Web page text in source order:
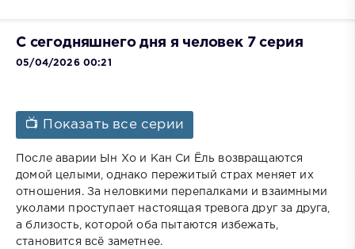
С сегодняшнего дня я человек 7 серия
05/04/2026 00:21
📺 Показать все серии
После аварии Ын Хо и Кан Си Ёль возвращаются
домой целыми, однако пережитый страх меняет их
отношения. За неловкими перепалками и взаимными
уколами проступает настоящая тревога друг за друга,
а близость, которой оба пытаются избежать,
становится всё заметнее.